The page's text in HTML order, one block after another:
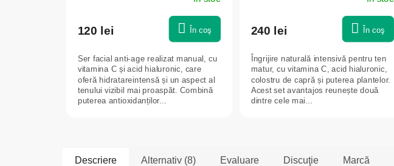
120 lei În coş
Ser facial anti-age realizat manual, cu
vitamina C și acid hialuronic, care
oferă hidratareintensă și un aspect al
tenului vizibil mai proaspăt. Combină
puterea antioxidanților...
240 lei În coş
Îngrijire naturală intensivă pentru ten
matur, cu vitamina C, acid hialuronic,
colostru de capră și puterea plantelor.
Acest set avantajos reunește două
dintre cele mai...
Descriere Alternativ (8) Evaluare Discuţie Marcă